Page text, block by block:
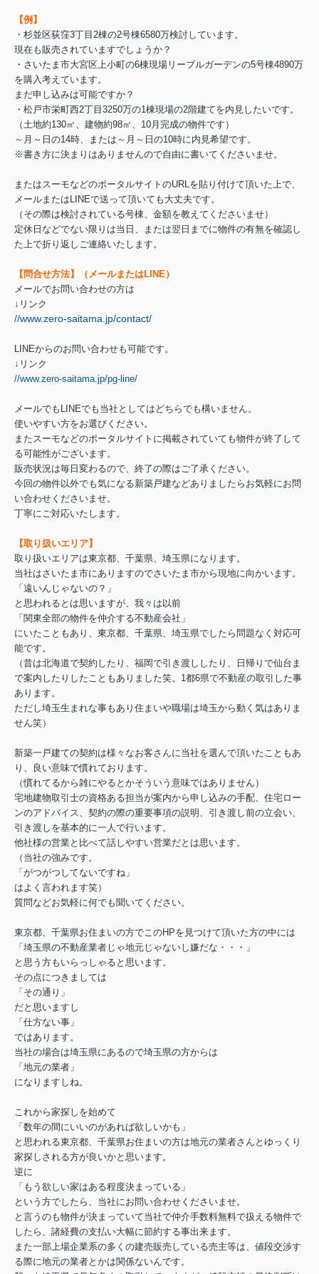
【例】
・杉並区荻窪3丁目2棟の2号棟6580万検討しています。
現在も販売されていますでしょうか？
・さいたま市大宮区上小町の6棟現場リーブルガーデンの5号棟4890万
を購入考えています。
まだ申し込みは可能ですか？
・松戸市栄町西2丁目3250万の1棟現場の2階建てを内見したいです。
（土地約130㎡、建物約98㎡、10月完成の物件です）
～月～日の14時、または～月～日の10時に内見希望です。
※書き方に決まりはありませんので自由に書いてくださいませ。
またはスーモなどのポータルサイトのURLを貼り付けて頂いた上で、
メールまたはLINEで送って頂いても大丈夫です。
（その際は検討されている号棟、金額を教えてくださいませ）
定休日などでない限りは当日、または翌日までに物件の有無を確認し
た上で折り返しご連絡いたします。
【問合せ方法】（メールまたはLINE）
メールでお問い合わせの方は
↓リンク
//www.zero-saitama.jp/contact/
LINEからのお問い合わせも可能です。
↓リンク
//www.zero-saitama.jp/pg-line/
メールでもLINEでも当社としてはどちらでも構いません。
使いやすい方をお選びください。
またスーモなどのポータルサイトに掲載されていても物件が終了して
る可能性がございます。
販売状況は毎日変わるので、終了の際はご了承ください。
今回の物件以外でも気になる新築戸建などありましたらお気軽にお問
い合わせくださいませ。
丁寧にご対応いたします。
【取り扱いエリア】
取り扱いエリアは東京都、千葉県、埼玉県になります。
当社はさいたま市にありますのでさいたま市から現地に向かいます。
「遠いんじゃないの？」
と思われるとは思いますが、我々は以前
「関東全部の物件を仲介する不動産会社」
にいたこともあり、東京都、千葉県、埼玉県でしたら問題なく対応可
能です。
（昔は北海道で契約したり、福岡で引き渡ししたり、日帰りで仙台ま
で案内したりしたこともありました笑。1都6県で不動産の取引した事
あります。
ただし埼玉生まれな事もあり住まいや職場は埼玉から動く気はありま
せん笑）
新築一戸建ての契約は様々なお客さんに当社を選んで頂いたこともあ
り、良い意味で慣れております。
（慣れてるから雑にやるとかそういう意味ではありません）
宅地建物取引士の資格ある担当が案内から申し込みの手配、住宅ロー
ンのアドバイス、契約の際の重要事項の説明、引き渡し前の立会い、
引き渡しを基本的に一人で行います。
他社様の営業と比べて話しやすい営業だとは思います。
（当社の強みです。
「がつがつしてないですね」
はよく言われます笑）
質問などお気軽に何でも聞いてください。
東京都、千葉県お住まいの方でこのHPを見つけて頂いた方の中には
「埼玉県の不動産業者じゃ地元じゃないし嫌だな・・・」
と思う方もいらっしゃると思います。
その点につきましては
「その通り」
だと思いますし
「仕方ない事」
ではあります。
当社の場合は埼玉県にあるので埼玉県の方からは
「地元の業者」
になりますしね。
これから家探しを始めて
「数年の間にいいのがあれば欲しいかも」
と思われる東京都、千葉県お住まいの方は地元の業者さんとゆっくり
家探しされる方が良いかと思います。
逆に
「もう欲しい家はある程度決まっている」
という方でしたら、当社にお問い合わせくださいませ。
と言うのも物件が決まっていて当社で仲介手数料無料で扱える物件で
したら、諸経費の支払い大幅に節約する事出来ます。
また一部上場企業系の多くの建売販売している売主等は、値段交渉す
る際に地元の業者とかは関係ないんです。